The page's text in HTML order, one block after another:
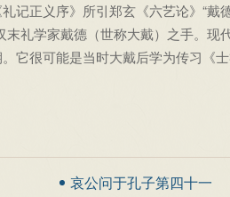
记正义序》所引郑玄《六艺论》“
末礼学家戴德（世称大戴）之手。现
它很可能是当时大戴后学为传习《
哀公问于孔子第四十一